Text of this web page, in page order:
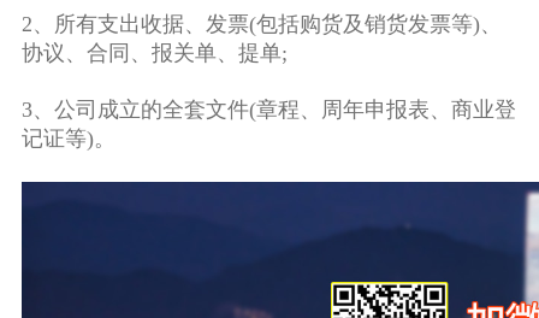
2、所有支出收据、发票(包括购货及销货发票等)、
协议、合同、报关单、提单;
3、公司成立的全套文件(章程、周年申报表、商业登
记证等)。